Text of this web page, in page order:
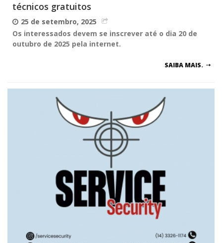
técnicos gratuitos
25 de setembro, 2025
Os interessados devem se inscrever até o dia 20 de
outubro de 2025 pela internet.
SAIBA MAIS.